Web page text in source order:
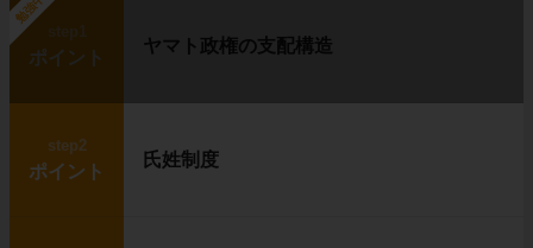
勉強中
ポイント
ヤマト政権の支配構造
step2
ポイント
氏姓制度